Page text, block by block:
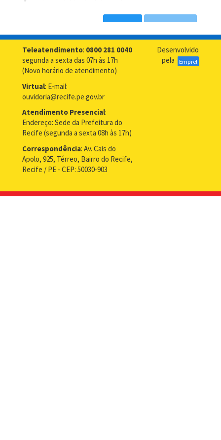
Teleatendimento: 0800 281 0040
segunda a sexta das 07h às 17h
(Novo horário de atendimento)
Virtual: E-mail:
ouvidoria@recife.pe.gov.br
Atendimento Presencial:
Endereço: Sede da Prefeitura do
Recife (segunda a sexta 08h às 17h)
Correspondência: Av. Cais do
Apolo, 925, Térreo, Bairro do Recife,
Recife / PE - CEP: 50030-903
Desenvolvido
pela
Emprel